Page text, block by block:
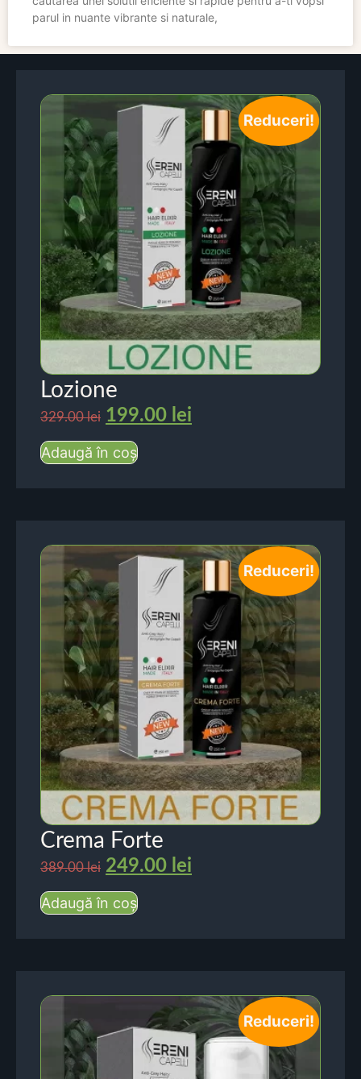
parul in nuante vibrante si naturale,
Reduceri!
Lozione
329.00lei 199.00 lei
Adaugă în coș
Reduceri!
Crema Forte
389.00lei 249.00 lei
Adaugă în coș
Reduceri!